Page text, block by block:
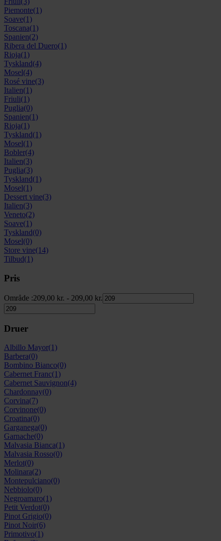
Piemonte(1)
Soave(1)
Toscana(1)
Spanien(2)
Ribera del Duero(1)
Rioja(1)
Tyskland(4)
Mosel(4)
Rosé vine(3)
Italien(1)
Friuli(1)
Puglia(0)
Spanien(1)
Rioja(1)
Tyskland(1)
Mosel(1)
Bobler(4)
Italien(3)
Puglia(3)
Tyskland(1)
Mosel(1)
Dessert vine(3)
Italien(3)
Veneto(2)
Soave(1)
Tyskland(0)
Mosel(0)
Store vine(14)
Tilbud(1)
Pris
Område :209,00 kr. - 209,00 kr.
Druer
Albillo Mayor(1)
Barbera(0)
Bombino Bianco(0)
Cabernet Franc(1)
Cabernet Sauvignon(4)
Chardonnay(0)
Corvina(7)
Corvinone(0)
Croatina(0)
Garganega(0)
Garnache(0)
Malvasia Bianca(1)
Malvasia Rosso(0)
Merlot(0)
Molinara(2)
Montepulciano(0)
Nebbiolo(0)
Negroamaro(1)
Petit Verdot(0)
Pinot Grigio(0)
Pinot Noir(6)
Primotivo(1)